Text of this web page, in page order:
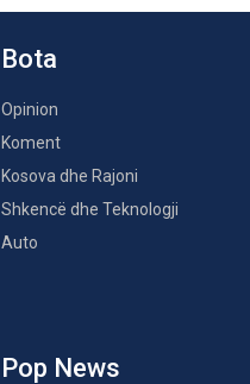
Bota
Opinion
Koment
Kosova dhe Rajoni
Shkencë dhe Teknologji
Auto
Pop News